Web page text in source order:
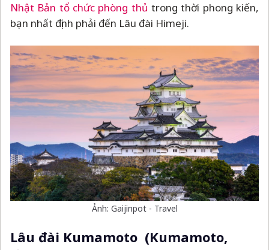
Nhật Bản tổ chức phòng thủ trong thời phong kiến,
bạn nhất định phải đến Lâu đài Himeji.
Ảnh: Gaijinpot - Travel
Lâu đài Kumamoto (Kumamoto,